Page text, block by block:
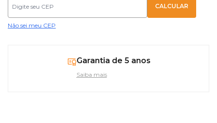
Não sei meu CEP
Garantia de 5 anos
Saiba mais